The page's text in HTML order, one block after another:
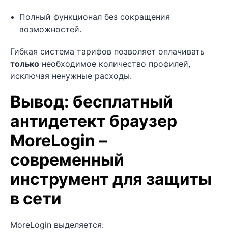
Полный функционал без сокращения
возможностей.
Гибкая система тарифов позволяет оплачивать
только необходимое количество профилей,
исключая ненужные расходы.
Вывод: бесплатный
антидетект браузер
MoreLogin –
современный
инструмент для защиты
в сети
MoreLogin выделяется: